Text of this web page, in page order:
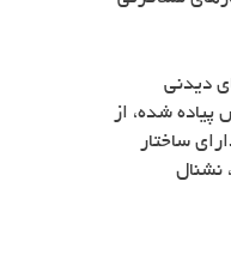
دیدنی
پیاده شده، از
ساختار
نشنال